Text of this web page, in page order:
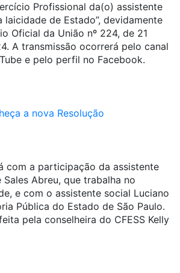
Profissional da(o) assistente
laicidade de Estado”, devidamente
Oficial da União nº 224, de 21
A transmissão ocorrerá pelo canal
e pelo perfil no Facebook.
a nova Resolução
com a participação da assistente
Sales Abreu, que trabalha no
e com o assistente social Luciano
Pública do Estado de São Paulo.
pela conselheira do CFESS Kelly